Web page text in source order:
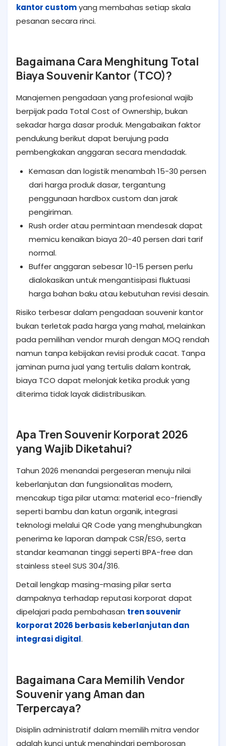
kantor customyang membahas setiap skala
pesanan secara rinci.
Bagaimana Cara Menghitung Total
Biaya Souvenir Kantor (TCO)?
Manajemen pengadaan yang profesional wajib
berpijak pada Total Cost of Ownership, bukan
sekadar harga dasar produk. Mengabaikan faktor
pendukung berikut dapat berujung pada
pembengkakan anggaran secara mendadak.
Kemasan dan logistik menambah 15-30 persen
dari harga produk dasar, tergantung
penggunaan hardbox custom dan jarak
pengiriman.
Rush order atau permintaan mendesak dapat
memicu kenaikan biaya 20-40 persen dari tarif
normal.
Buffer anggaran sebesar 10-15 persen perlu
dialokasikan untuk mengantisipasi fluktuasi
harga bahan baku atau kebutuhan revisi desain.
Risiko terbesar dalam pengadaan souvenir kantor
bukan terletak pada harga yang mahal, melainkan
pada pemilihan vendor murah dengan MOQ rendah
namun tanpa kebijakan revisi produk cacat. Tanpa
jaminan purna jual yang tertulis dalam kontrak,
biaya TCO dapat melonjak ketika produk yang
diterima tidak layak didistribusikan.
Apa Tren Souvenir Korporat 2026
yang Wajib Diketahui?
Tahun 2026 menandai pergeseran menuju nilai
keberlanjutan dan fungsionalitas modern,
mencakup tiga pilar utama: material eco-friendly
seperti bambu dan katun organik, integrasi
teknologi melalui QR Code yang menghubungkan
penerima ke laporan dampak CSR/ESG, serta
standar keamanan tinggi seperti BPA-free dan
stainless steel SUS 304/316.
Detail lengkap masing-masing pilar serta
dampaknya terhadap reputasi korporat dapat
dipelajari pada pembahasan tren souvenir
korporat 2026 berbasis keberlanjutan dan
integrasi digital.
Bagaimana Cara Memilih Vendor
Souvenir yang Aman dan
Terpercaya?
Disiplin administratif dalam memilih mitra vendor
adalah kunci untuk menghindari pemborosan